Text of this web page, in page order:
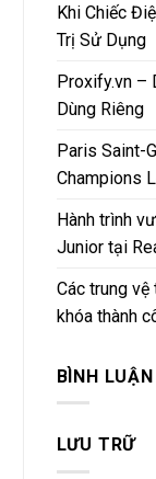
Khi Chiếc
Trị Sử Dụng
Proxify.vn –
Dùng Riêng
Paris Saint-
Champions
Hành trình
Junior tại
Các trung vệ
khóa thành
BÌNH
LƯU TRỮ